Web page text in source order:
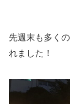
先週末も多く
れました！